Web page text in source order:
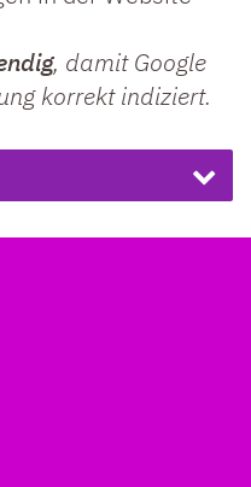
, damit Google
korrekt indiziert.